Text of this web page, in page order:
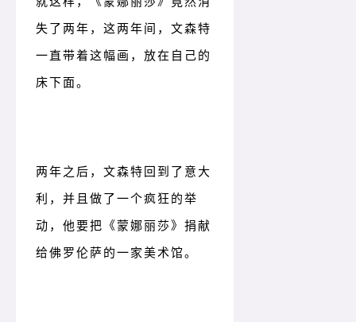
失了两年，这两年间，文森特
一直带着这幅画，放在自己的
床下面。
两年之后，文森特回到了意大
利，并且做了一个疯狂的举
动，他要把《蒙娜丽莎》捐献
给佛罗伦萨的一家美术馆。